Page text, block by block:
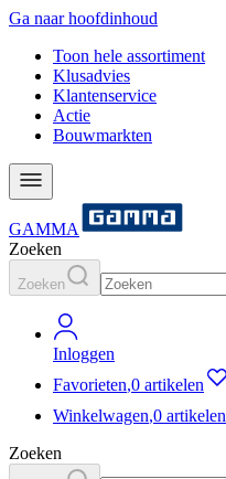
Ga naar hoofdinhoud
Toon hele assortiment
Klusadvies
Klantenservice
Actie
Bouwmarkten
GAMMA
Zoeken
Zoeken
Inloggen
Favorieten,0 artikelen
Winkelwagen,0 artikelen
Zoeken